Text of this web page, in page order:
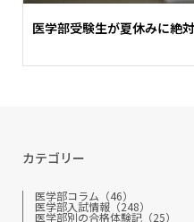
医学部受験生が夏休みに絶
カテゴリー
医学部コラム（46）
医学部入試情報（248）
医学部別の合格体験記（25）